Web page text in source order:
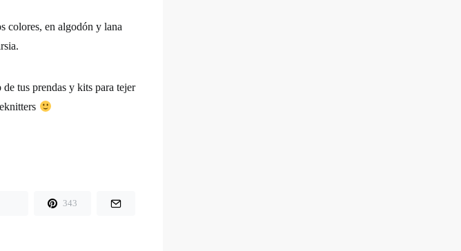
colores, en algodón y lana
tus prendas y kits para tejer
343